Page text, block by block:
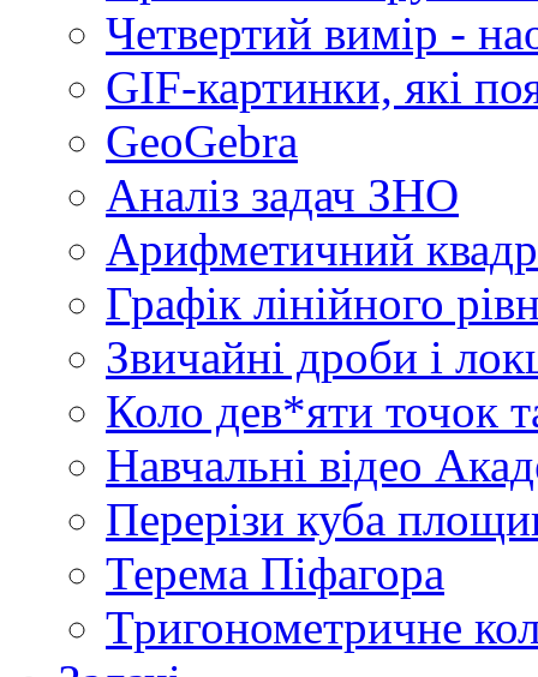
Четвертий вимір -
GIF-картинки, які
GeoGebra
Аналіз задач ЗНО
Арифметичний
Графік лінійного
Звичайні дроби і
Коло дев*яти точок
Навчальні відео
Перерізи куба
Терема Піфагора
Тригонометричне